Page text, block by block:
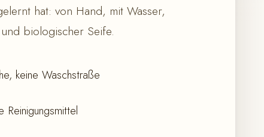
hat: von Hand, mit Wasser,
biologischer Seife.
keine Waschstraße